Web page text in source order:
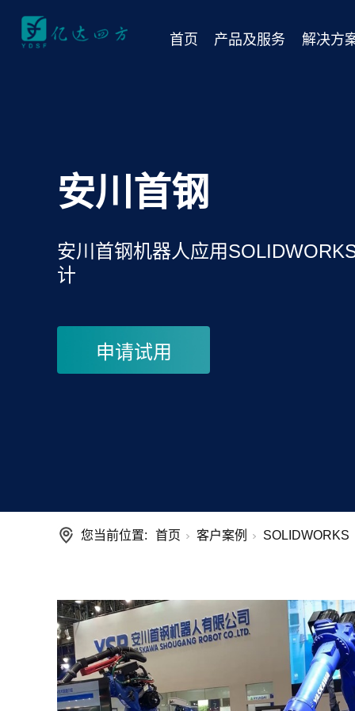
首页 产品及服务 解决方
安川首钢
安川首钢机器人应用
计
您当前位置: 首页 客户案例 SOLIDWORKS